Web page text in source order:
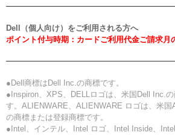
Dell（個人向け）をご利用される方へ
ポイント付与時期：カードご利用代金ご請求月
●Dell商標はDell Inc.の商標です。
●Inspiron、XPS、DELLロゴは、米国Dell Inc.
す。ALIENWARE、ALIENWARE ロゴは、米国
の商標または登録商標です。
●Intel、インテル、Intel ロゴ、Intel Inside、